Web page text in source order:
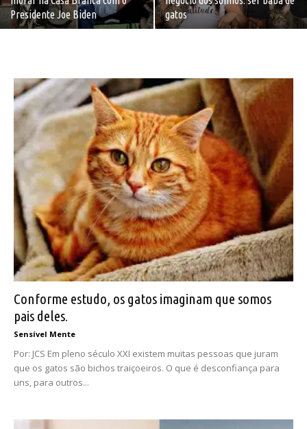
Presidente Joe Biden
gatos
Conforme estudo, os gatos imaginam que somos
pais deles.
Sensível Mente
Por: JCS Em pleno século XXI existem muitas pessoas que juram
que os gatos são bichos traiçoeiros. O que é desconfiança para
uns, para outros...